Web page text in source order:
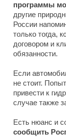
программы
другие
России
только тогда,
договором и
обязанности.
Если
не стоит.
привести к
случае также
Есть нюанс и
сообщить